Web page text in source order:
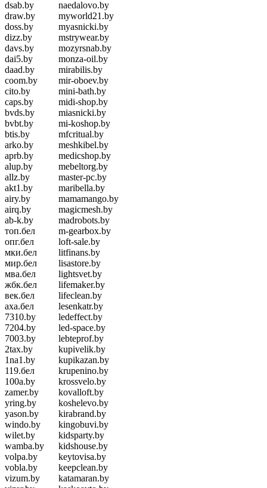
dsab.by
draw.by
doss.by
dizz.by
davs.by
dai5.by
daad.by
coom.by
cito.by
caps.by
bvds.by
bvbt.by
btis.by
arko.by
aprb.by
alup.by
allz.by
akt1.by
airy.by
airq.by
ab-k.by
топ.бел
опг.бел
мки.бел
мир.бел
мва.бел
жбк.бел
век.бел
аха.бел
7310.by
7204.by
7003.by
2tax.by
1na1.by
119.бел
100a.by
zamer.by
yring.by
yason.by
windo.by
wilet.by
wamba.by
volpa.by
vobla.by
vizum.by
naedalovo.by
myworld21.by
myasnicki.by
mstrywear.by
mozyrsnab.by
monza-oil.by
mirabilis.by
mir-oboev.by
mini-bath.by
midi-shop.by
miasnicki.by
mi-koshop.by
mfcritual.by
meshkibel.by
medicshop.by
mebeltorg.by
master-pc.by
maribella.by
mamamango.by
magicmesh.by
madrobots.by
m-gearbox.by
loft-sale.by
litfinans.by
lisastore.by
lightsvet.by
lifemaker.by
lifeclean.by
lesenkatr.by
ledeffect.by
led-space.by
lebteprof.by
kupivelik.by
kupikazan.by
krupenino.by
krossvelo.by
kovalloft.by
koshelevo.by
kirabrand.by
kingobuvi.by
kidsparty.by
kidshouse.by
keytovisa.by
keepclean.by
katamaran.by